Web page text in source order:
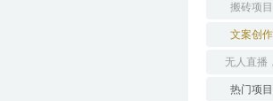
搬砖项目
文案创作
无人直播，
热门项目